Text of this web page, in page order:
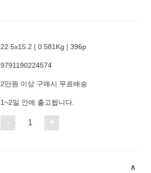
22.5x15.2 | 0.581Kg | 396p
9791190224574
2만원 이상 구매시 무료배송
1~2일 안에 출고됩니다.
- 1 +